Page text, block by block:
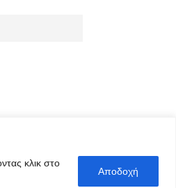
κλικ στο
Αποδοχή